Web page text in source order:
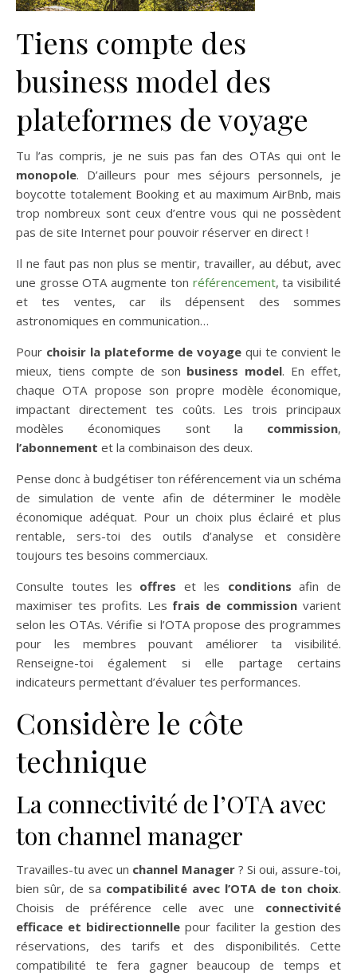
Tiens compte des
business model des
plateformes de voyage
Tu l’as compris, je ne suis pas fan des OTAs qui ont le
monopole. D’ailleurs pour mes séjours personnels, je
boycotte totalement Booking et au maximum AirBnb, mais
trop nombreux sont ceux d’entre vous qui ne possèdent
pas de site Internet pour pouvoir réserver en direct !
Il ne faut pas non plus se mentir, travailler, au début, avec
une grosse OTA augmente ton référencement, ta visibilité
et tes ventes, car ils dépensent des sommes
astronomiques en communication…
Pour choisir la plateforme de voyage qui te convient le
mieux, tiens compte de son business model. En effet,
chaque OTA propose son propre modèle économique,
impactant directement tes coûts. Les trois principaux
modèles économiques sont la commission,
l’abonnement et la combinaison des deux.
Pense donc à budgétiser ton référencement via un schéma
de simulation de vente afin de déterminer le modèle
économique adéquat. Pour un choix plus éclairé et plus
rentable, sers-toi des outils d’analyse et considère
toujours tes besoins commerciaux.
Consulte toutes les offres et les conditions afin de
maximiser tes profits. Les frais de commission varient
selon les OTAs. Vérifie si l’OTA propose des programmes
pour les membres pouvant améliorer ta visibilité.
Renseigne-toi également si elle partage certains
indicateurs permettant d’évaluer tes performances.
Considère le côte
technique
La connectivité de l’OTA avec
ton channel manager
Travailles-tu avec un channel Manager? Si oui, assure-toi,
bien sûr, de sa compatibilité avec l’OTA de ton choix.
Choisis de préférence celle avec une connectivité
efficace et bidirectionnelle pour faciliter la gestion des
réservations, des tarifs et des disponibilités. Cette
compatibilité te fera gagner beaucoup de temps et